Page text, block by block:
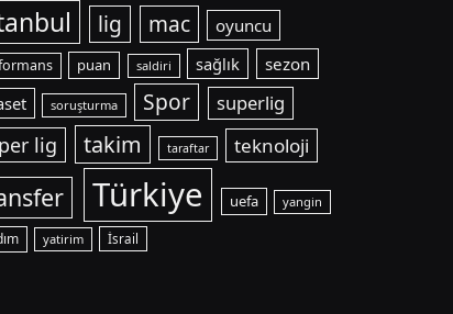
lig mac oyuncu
puan saldiri sağlık
sezon
soruşturma Spor superlig
lig takim taraftar teknoloji
Türkiye uefa yangin
yatirim İsrail